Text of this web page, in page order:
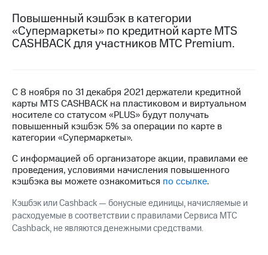
связь
Перенести
номер
в МТС
Услуги
Роуминг
Семейная
группа
Заказать
SIM-
карту
Оформить
кабинет
Скачать
приложение
Мой
Скидка 30%
на связь
Тарифы
RED,
РИИЛ
и МТС
Супер
дешевле
при
оплате
с карты
МТС
Повышенный кэшбэк в категории
«Супермаркеты» по кредитной карте MTS
CASHBACK для участников МТС Premium.
С 8 ноября по 31 декабря 2021 держатели кредитной
карты MTS CASHBACK на пластиковом и виртуальном
носителе cо статусом «PLUS» будут получать
повышенный кэшбэк 5% за операции по карте в
категории «Супермаркеты».
С информацией об организаторе акции, правилами ее
проведения, условиями начисления повышенного
кэшбэка вы можете ознакомиться по ссылке.
Кэшбэк или Cashback — бонусные единицы, начисляемые и
расходуемые в соответствии с правилами Сервиса МТС
Cashback, не являются денежными средствами.